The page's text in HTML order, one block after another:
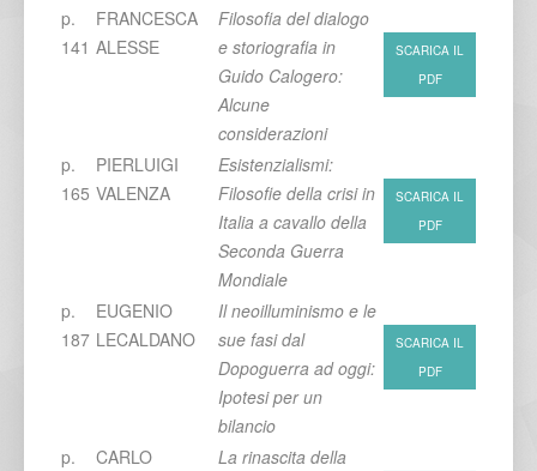
p.
141
FRANCESCA
ALESSE
Filosofia del dialogo
e storiografia in
Guido Calogero:
Alcune
considerazioni
SCARICA IL
PDF
p.
165
PIERLUIGI
VALENZA
Esistenzialismi:
Filosofie della crisi in
Italia a cavallo della
Seconda Guerra
Mondiale
SCARICA IL
PDF
p.
187
EUGENIO
LECALDANO
Il neoilluminismo e le
sue fasi dal
Dopoguerra ad oggi:
Ipotesi per un
bilancio
SCARICA IL
PDF
p.
CARLO
La rinascita della